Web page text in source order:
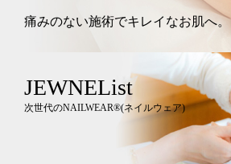
痛みのない施術でキレイなお肌へ。
JEWNEList
次世代のNAILWEAR®︎(ネイルウェア)